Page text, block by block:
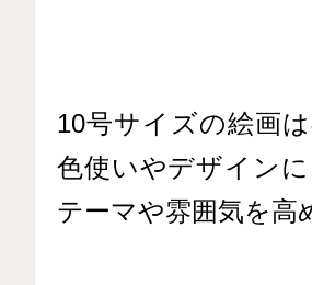
10号サイズの絵画
色使いやデザイン
テーマや雰囲気を高